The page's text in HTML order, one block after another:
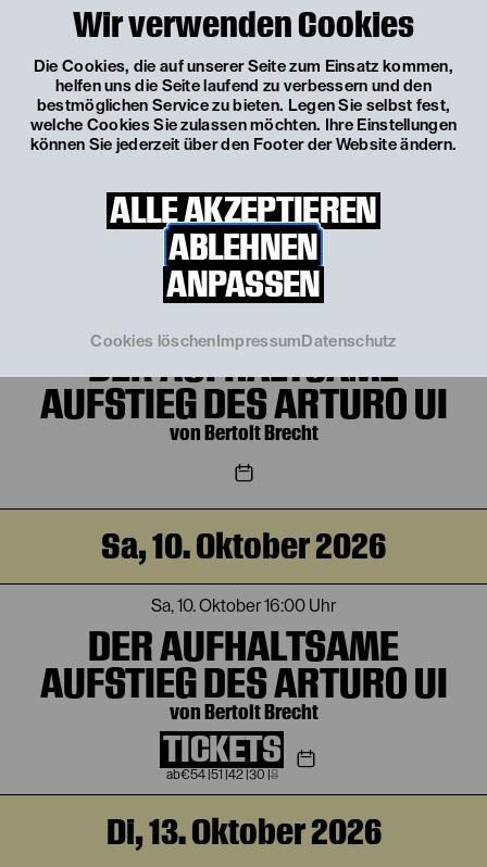
Wir verwenden Cookies
Die Cookies, die auf unserer Seite zum Einsatz kommen,
helfen uns die Seite laufend zu verbessern und den
bestmöglichen Service zu bieten. Legen Sie selbst fest,
welche Cookies Sie zulassen möchten. Ihre Einstellungen
können Sie jederzeit über den Footer der Website ändern.
ALLE AKZEPTIEREN
ABLEHNEN
ANPASSEN
Cookies löschen Impressum Datenschutz
Fr, 25. September19:30 Uhr
DER AUFHALTSAME
AUFSTIEG DES ARTURO UI
von Bertolt Brecht
TICKETS
€ 54 51 |42 |30|8
Mi, 7. Oktober 2026
DER AUFHALTSAME
AUFSTIEG DES ARTURO UI
von Bertolt Brecht
Sa, 10. Oktober 2026
Sa, 10. Oktober16:00 Uhr
DER AUFHALTSAME
AUFSTIEG DES ARTURO UI
von Bertolt Brecht
TICKETS
€54 51 42 30 |8
Di, 13. Oktober 2026